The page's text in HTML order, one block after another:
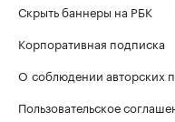
Скрыть баннеры на РБК
Корпоративная подписка
О соблюдении авторских
Пользовательское